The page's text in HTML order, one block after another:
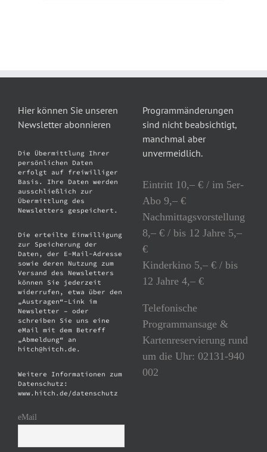
Hier können Sie unseren
Newsletter abonnieren
Die Übermittlung Ihrer
persönlichen Daten
erfolgt auf freiwilliger
Basis. Ihre Daten werden
ausschließlich zur
Übermittlung des
Newsletters gespeichert.
Die erteilte Einwilligung
zur Speicherung der
Daten, der E-Mail-Adresse
sowie deren Nutzung zum
Versand des Newsletters
können Sie jederzeit
widerrufen, etwa über den
„Austragen“-Link im
Newsletter – oder
schreiben Sie uns eine
eMail mit dem Betreff
„Abmeldung“ an
hitch@hitch.de.
Weitere Informationen zum
Datenschutz:
www.hitch.de/datenschutz
eMail
Programmänderungen
sind nicht beabsichtigt,
manchmal aber
unvermeidlich.
Eintritt 10,– € / im 5er-
Abo 9,– €
Nachmittagsvorstellung
8,– € / bis 12 Jahre 5,–
€
Kinderkino 5,– € / bis
12 Jahre 4,– €
Telefonische
Programmansage &
Kartenreservierung rund
um die Uhr: 02131-940
002